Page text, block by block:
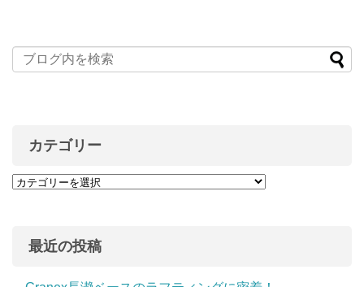
カテゴリー
最近の投稿